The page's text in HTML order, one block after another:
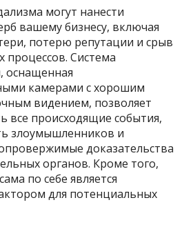
могут нанести
вашему бизнесу, включая
потерю репутации и срыв
процессов. Система
оснащенная
камерами с хорошим
видением, позволяет
все происходящие события,
злоумышленников и
доказательства
органов. Кроме того,
по себе является
для потенциальных